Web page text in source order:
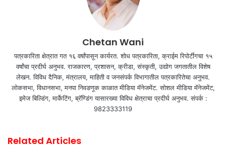
Chetan Wani
पत्रकारिता क्षेत्रात गत १६ वर्षांपासून कार्यरत. शोध पत्रकारिता, क्राईम रिपोर्टींगचा १५
वर्षांचा प्रदीर्घ अनुभव. राजकारण, प्रशासन, क्रीडा, संस्कृती, उद्योग जगतातील विशेष
लेखन. विविध दैनिक, मंत्रालय, माहिती व जनसंपर्क विभागातील पत्रकारितेचा अनुभव.
लोकसभा, विधानसभा, मनपा निवडणूक काळात मीडिया मॅनेजमेंट. सोशल मीडिया मॅनेजमेंट,
इमेज बिल्डिंग, मार्केटिंग, ब्रॅण्डिंग यासारख्या विविध क्षेत्राचा प्रदीर्घ अनुभव. संपर्क :
9823333119
Related Articles